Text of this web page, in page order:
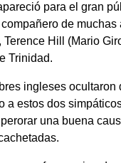
para el gran
de muchas
Terence Hill (Mario
Trinidad.
ingleses ocultaron
a estos dos
una buena